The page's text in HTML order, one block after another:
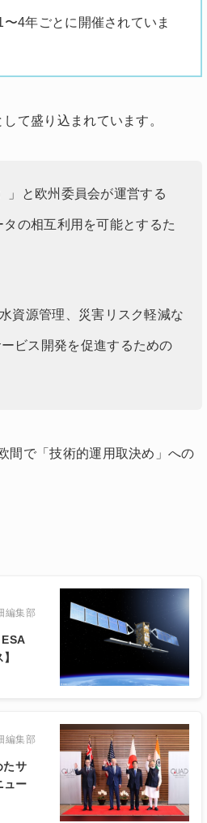
4年ごとに開催されていま
て盛り込まれています。
」と欧州委員会が運営する
の相互利用を可能とするた
資源管理、災害リスク軽減な
ビス開発を促進するための
間で「技術的運用取決め」への
編集部
編集部
たサ
ュー